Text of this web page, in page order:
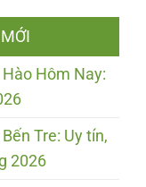
Hào Hôm Nay:
Tre: Uy tín,
2026